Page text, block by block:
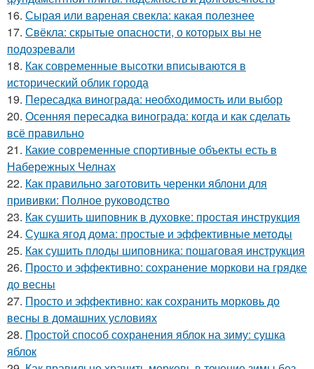
16. Сырая или вареная свекла: какая полезнее
17. Свёкла: скрытые опасности, о которых вы не
подозревали
18. Как современные высотки вписываются в
исторический облик города
19. Пересадка винограда: необходимость или выбор
20. Осенняя пересадка винограда: когда и как сделать
всё правильно
21. Какие современные спортивные объекты есть в
Набережных Челнах
22. Как правильно заготовить черенки яблони для
прививки: Полное руководство
23. Как сушить шиповник в духовке: простая инструкция
24. Сушка ягод дома: простые и эффективные методы
25. Как сушить плоды шиповника: пошаговая инструкция
26. Просто и эффективно: сохранение моркови на грядке
до весны
27. Просто и эффективно: как сохранить морковь до
весны в домашних условиях
28. Простой способ сохранения яблок на зиму: сушка
яблок